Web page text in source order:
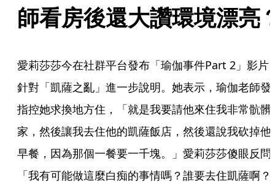
師看房後還大讚環境漂亮
愛莉莎莎今在社群平台發布「瑜伽事件Part 2」影片
針對「凱薩之亂」進一步說明。她表示，瑜伽老師發
指控她求換地方住，「就是我要請他來住我非常骯髒
家，然後讓我去住他的凱薩飯店，然後還說我砍掉他
早餐，因為那個一餐要一千塊。」愛莉莎莎傻眼反問
「我有可能做這麼白痴的事情嗎？誰要去住凱薩啊？